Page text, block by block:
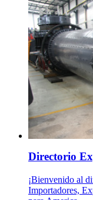
Directorio
¡Bienvenido al
Importadores,